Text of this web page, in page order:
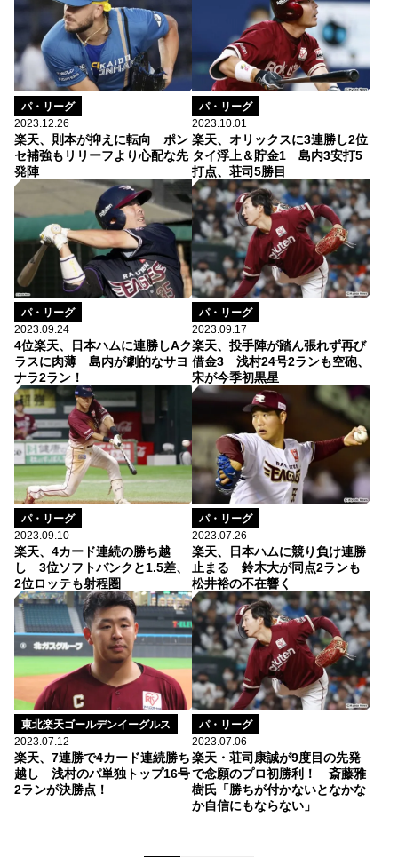
パ・リーグ
2023.12.26
楽天、則本が抑えに転向 ポン
セ補強もリリーフより心配な先
発陣
パ・リーグ
2023.10.01
楽天、オリックスに3連勝し2位
タイ浮上＆貯金1 島内3安打5
打点、荘司5勝目
パ・リーグ
2023.09.24
4位楽天、日本ハムに連勝しAク
ラスに肉薄 島内が劇的なサヨ
ナラ2ラン！
パ・リーグ
2023.09.17
楽天、投手陣が踏ん張れず再び
借金3 浅村24号2ランも空砲、
宋が今季初黒星
パ・リーグ
2023.09.10
楽天、4カード連続の勝ち越
し 3位ソフトバンクと1.5差、
2位ロッテも射程圏
パ・リーグ
2023.07.26
楽天、日本ハムに競り負け連勝
止まる 鈴木大が同点2ランも
松井裕の不在響く
東北楽天ゴールデンイーグルス
2023.07.12
楽天、7連勝で4カード連続勝ち
越し 浅村のパ単独トップ16号
2ランが決勝点！
パ・リーグ
2023.07.06
楽天・荘司康誠が9度目の先発
で念願のプロ初勝利！ 斎藤雅
樹氏「勝ちが付かないとなかな
か自信にもならない」